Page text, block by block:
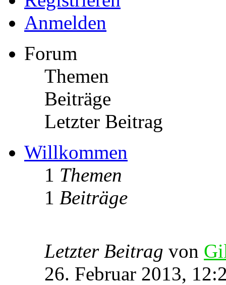
Anmelden
Forum
Themen
Beiträge
Letzter Beitrag
Willkommen
1 Themen
1 Beiträge
Letzter Beitrag von
26. Februar 2013,